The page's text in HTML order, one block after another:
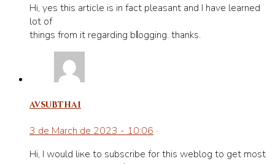
Hi, yes this artіcle is in fact pleasant and I have learned
lot of
things from it regarding bⅼogging. thanks.
avsubthai
3 de March de 2023 - 10:06 ·
Hi, I would liкe to subscribe for this weblog to get most